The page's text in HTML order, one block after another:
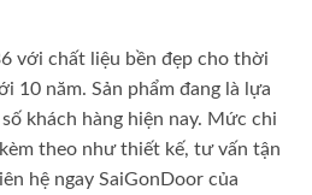
với chất liệu bền đẹp cho thời
10 năm. Sản phẩm đang là lựa
khách hàng hiện nay. Mức chi
theo như thiết kế, tư vấn tận
hệ ngay SaiGonDoor của